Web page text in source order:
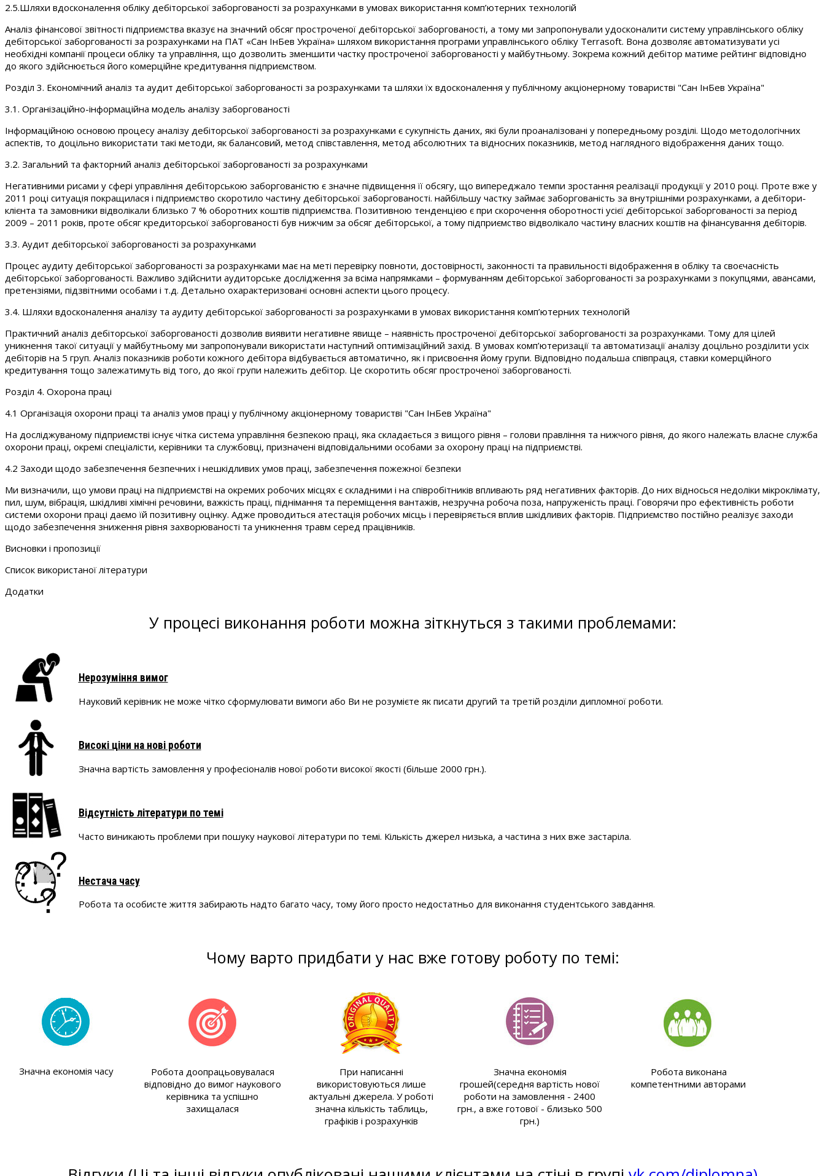
2.5.Шляхи вдосконалення обліку дебіторської заборгованості за розрахунками в умовах використання комп’ютерних технологій
Аналіз фінансової звітності підприємства вказує на значний обсяг простроченої дебіторської заборгованості, а тому ми запропонували удосконалити систему управлінського обліку
дебіторської заборгованості за розрахунками на ПАТ «Сан ІнБев Україна» шляхом використання програми управлінського обліку Terrasoft. Вона дозволяє автоматизувати усі
необхідні компанії процеси обліку та управління, що дозволить зменшити частку простроченої заборгованості у майбутньому. Зокрема кожний дебітор матиме рейтинг відповідно
до якого здійснюється його комерційне кредитування підприємством.
Розділ 3. Економічний аналіз та аудит дебіторської заборгованості за розрахунками та шляхи їх вдосконалення у публічному акціонерному товаристві "Сан ІнБев Україна"
3.1. Організаційно-інформаційна модель аналізу заборгованості
Інформаційною основою процесу аналізу дебіторської заборгованості за розрахунками є сукупність даних, які були проаналізовані у попередньому розділі. Щодо методологічних
аспектів, то доцільно використати такі методи, як балансовий, метод співставлення, метод абсолютних та відносних показників, метод наглядного відображення даних тощо.
3.2. Загальний та факторний аналіз дебіторської заборгованості за розрахунками
Негативними рисами у сфері управління дебіторською заборгованістю є значне підвищення її обсягу, що випереджало темпи зростання реалізації продукції у 2010 році. Проте вже у
2011 році ситуація покращилася і підприємство скоротило частину дебіторської заборгованості. найбільшу частку займає заборгованість за внутрішніми розрахунками, а дебітори-
клієнта та замовники відволікали близько 7 % оборотних коштів підприємства. Позитивною тенденцією є при скорочення оборотності усієї дебіторської заборгованості за період
2009 – 2011 років, проте обсяг кредиторської заборгованості був нижчим за обсяг дебіторської, а тому підприємство відволікало частину власних коштів на фінансування дебіторів.
3.3. Аудит дебіторської заборгованості за розрахунками
Процес аудиту дебіторської заборгованості за розрахунками має на меті перевірку повноти, достовірності, законності та правильності відображення в обліку та своєчасність
дебіторської заборгованості. Важливо здійснити аудиторське дослідження за всіма напрямками – формуванням дебіторської заборгованості за розрахунками з покупцями, авансами,
претензіями, підзвітними особами і т.д. Детально охарактеризовані основні аспекти цього процесу.
3.4. Шляхи вдосконалення аналізу та аудиту дебіторської заборгованості за розрахунками в умовах використання комп’ютерних технологій
Практичний аналіз дебіторської заборгованості дозволив виявити негативне явище – наявність простроченої дебіторської заборгованості за розрахунками. Тому для цілей
уникнення такої ситуації у майбутньому ми запропонували використати наступний оптимізаційний захід. В умовах комп’ютеризації та автоматизації аналізу доцільно розділити усіх
дебіторів на 5 груп. Аналіз показників роботи кожного дебітора відбувається автоматично, як і присвоєння йому групи. Відповідно подальша співпраця, ставки комерційного
кредитування тощо залежатимуть від того, до якої групи належить дебітор. Це скоротить обсяг простроченої заборгованості.
Розділ 4. Охорона праці
4.1 Організація охорони праці та аналіз умов праці у публічному акціонерному товаристві "Сан ІнБев Україна"
На досліджуваному підприємстві існує чітка система управління безпекою праці, яка складається з вищого рівня – голови правління та нижчого рівня, до якого належать власне служба
охорони праці, окремі спеціалісти, керівники та службовці, призначені відповідальними особами за охорону праці на підприємстві.
4.2 Заходи щодо забезпечення безпечних і нешкідливих умов праці, забезпечення пожежної безпеки
Ми визначили, що умови праці на підприємстві на окремих робочих місцях є складними і на співробітників впливають ряд негативних факторів. До них відносься недоліки мікроклімату,
пил, шум, вібрація, шкідливі хімічні речовини, важкість праці, піднімання та переміщення вантажів, незручна робоча поза, напруженість праці. Говорячи про ефективність роботи
системи охорони праці даємо їй позитивну оцінку. Адже проводиться атестація робочих місць і перевіряється вплив шкідливих факторів. Підприємство постійно реалізує заходи
щодо забезпечення зниження рівня захворюваності та уникнення травм серед працівників.
Висновки і пропозиції
Список використаної літератури
Додатки
У процесі виконання роботи можна зіткнуться з такими проблемами:
Нерозуміння вимог
Науковий керівник не може чітко сформулювати вимоги або Ви не розумієте як писати другий та третій розділи дипломної роботи.
Високі ціни на нові роботи
Значна вартість замовлення у професіоналів нової роботи високої якості (більше 2000 грн.).
Відсутність літератури по темі
Часто виникають проблеми при пошуку наукової літератури по темі. Кількість джерел низька, а частина з них вже застаріла.
Нестача часу
Робота та особисте життя забирають надто багато часу, тому його просто недостатньо для виконання студентського завдання.
Чому варто придбати у нас вже готову роботу по темі:
Значна економія часу
Робота доопрацьовувалася
відповідно до вимог наукового
керівника та успішно
захищалася
При написанні
використовуються лише
актуальні джерела. У роботі
значна кількість таблиць,
графіків і розрахунків
Значна економія
грошей(середня вартість нової
роботи на замовлення - 2400
грн., а вже готової - близько 500
грн.)
Робота виконана
компетентними авторами